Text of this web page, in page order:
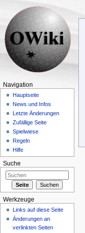
Navigation
Hauptseite
News und Infos
Letzte Änderungen
Zufällige Seite
Spielwiese
Regeln
Hilfe
Suche
Werkzeuge
Links auf diese Seite
Änderungen an
verlinkten Seiten